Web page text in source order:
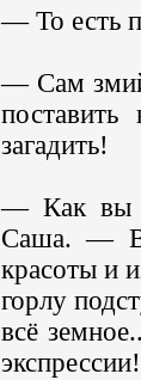
— То есть
— Сам
загадить!
— Как вы
Саша. —
красоты и
горлу
всё
экспрессии!